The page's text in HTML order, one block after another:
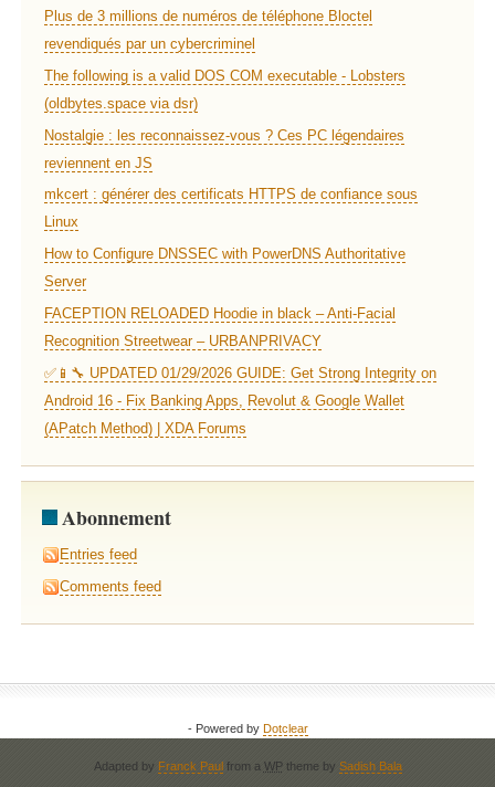
Plus de 3 millions de numéros de téléphone Bloctel
revendiqués par un cybercriminel
The following is a valid DOS COM executable - Lobsters
(oldbytes.space via dsr)
Nostalgie : les reconnaissez-vous ? Ces PC légendaires
reviennent en JS
mkcert : générer des certificats HTTPS de confiance sous
Linux
How to Configure DNSSEC with PowerDNS Authoritative
Server
FACEPTION RELOADED Hoodie in black – Anti-Facial
Recognition Streetwear – URBANPRIVACY
✅📱🔧 UPDATED 01/29/2026 GUIDE: Get Strong Integrity on
Android 16 - Fix Banking Apps, Revolut & Google Wallet
(APatch Method) | XDA Forums
Abonnement
Entries feed
Comments feed
- Powered by Dotclear
Adapted by Franck Paulfrom a WPtheme by Sadish Bala